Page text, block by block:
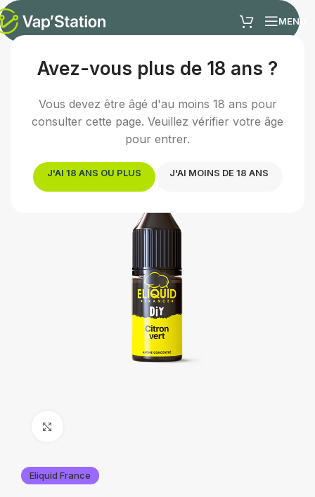
Avez-vous plus de 18 ans ?
Vous devez être âgé d'au moins 18 ans pour
consulter cette page. Veuillez vérifier votre âge
pour entrer.
J'AI 18 ANS OU PLUS J'AI MOINS DE 18 ANS
MENU
Accueil /E-liquides/Arômes concentrés DIY
Eliquid France